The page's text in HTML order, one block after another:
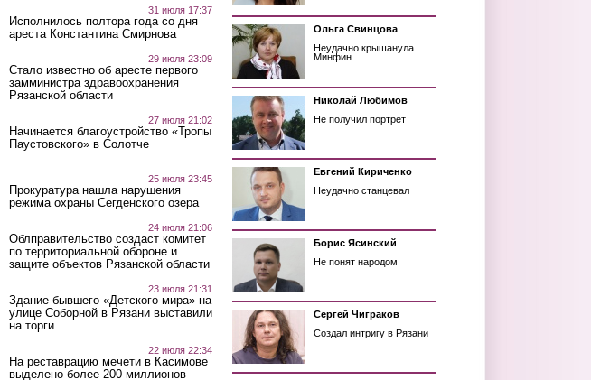
31 июля 17:37
Исполнилось полтора года со дня
ареста Константина Смирнова
29 июля 23:09
Стало известно об аресте первого
замминистра здравоохранения
Рязанской области
27 июля 21:02
Начинается благоустройство «Тропы
Паустовского» в Солотче
25 июля 23:45
Прокуратура нашла нарушения
режима охраны Сегденского озера
24 июля 21:06
Облправительство создаст комитет
по территориальной обороне и
защите объектов Рязанской области
23 июля 21:31
Здание бывшего «Детского мира» на
улице Соборной в Рязани выставили
на торги
22 июля 22:34
На реставрацию мечети в Касимове
выделено более 200 миллионов
Ольга Свинцова
Неудачно крышанула
Минфин
Николай Любимов
Не получил портрет
Евгений Кириченко
Неудачно станцевал
Борис Ясинский
Не понят народом
Сергей Чиграков
Создал интригу в Рязани